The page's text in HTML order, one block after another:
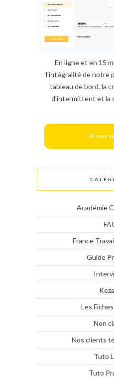
En ligne et en 15
l’intégralité de notre
tableau de bord, la
d’intermittent et la
Je veux
Académie
France
Guide
Les
Non
Nos clients
Tuto
Tuto